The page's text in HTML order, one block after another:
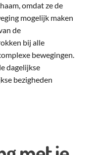
omdat ze de
mogelijk maken
de
bij alle
bewegingen.
dagelijkse
bezigheden